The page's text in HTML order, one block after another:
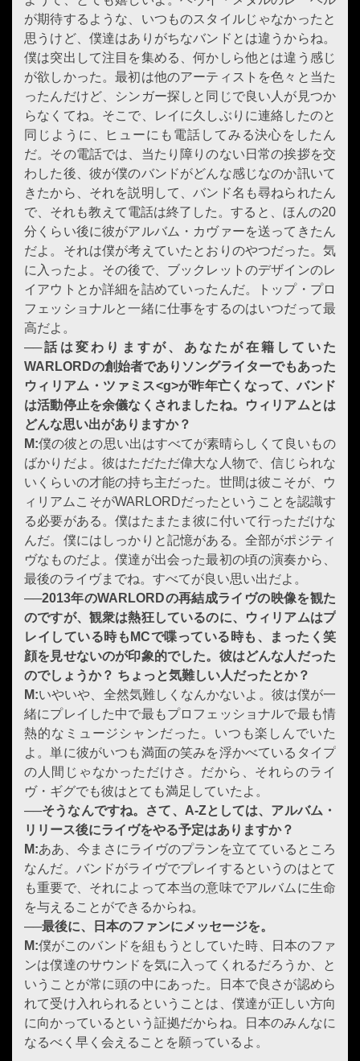
が期待するような、いつものスタイルじゃなかったと
思うけど、僕達はありがちなバンドとは違うからね。
僕は突出して注目を集める、何かしら他とは違う感じ
が欲しかった。最初は他のアーティストを色々と当た
ったんだけど、シンガー探しと同じで良い人が見つか
らなくてね。そこで、レイに久しぶりに連絡したのと
同じように、ヒューにも電話してみる決心をしたん
だ。その電話では、当たり障りのない日常の挨拶を交
わした後、彼が僕のバンドがどんな感じなのか訊いて
きたから、それを説明して、バンド名も尋ねられたん
で、それも教えて電話は終了した。すると、ほんの20
分くらい後に彼がアルバム・カヴァーを送ってきたん
だよ。それは僕が考えていたとおりのやつだった。気
に入ったよ。その後で、ブックレットのデザインのレ
イアウトとか詳細を詰めていったんだ。トップ・プロ
フェッショナルと一緒に仕事をするのはいつだって最
高だよ。
──話は変わりますが、あなたが在籍していた
WARLORDの創始者でありソングライターでもあった
ウィリアム・ツァミス<g>が昨年亡くなって、バンド
は活動停止を余儀なくされましたね。
ウィリアムとは
どんな思い出がありますか？
M:僕の彼との思い出はすべてが素晴らしくて良いもの
ばかりだよ。彼はただただ偉大な人物で、信じられな
いくらいの才能の持ち主だった。世間は彼こそが、ウ
ィリアムこそがWARLORDだったということを認識す
る必要がある。僕はたまたま彼に付いて行っただけな
んだ。僕にはしっかりと記憶がある。全部がポジティ
ヴなものだよ。僕達が出会った最初の頃の演奏から、
最後のライヴまでね。すべてが良い思い出だよ。
──2013年のWARLORDの再結成ライヴの映像を観た
のですが、観衆は熱狂しているのに、
ウィリアムはプ
レイしている時も MCで喋っている時も、まったく笑
顔を見せないのが印象的でした。彼はどんな人だった
のでしょうか？ ちょっと気難しい人だったとか？
M:いやいや、全然気難しくなんかないよ。彼は僕が一
緒にプレイした中で最もプロフェッショナルで最も情
熱的なミュージシャンだった。いつも楽しんでいた
よ。単に彼がいつも満面の笑みを浮かべているタイプ
の人間じゃなかっただけさ。だから、それらのライ
ヴ・ギグでも彼はとても満足していたよ。
──そうなんですね。さて、A-Zとしては、アルバム・
リリース後にライヴをやる予定はありますか？
M:ああ、今まさにライヴのプランを立てているところ
なんだ。バンドがライヴでプレイするというのはとて
も重要で、それによって本当の意味でアルバムに生命
を与えることができるからね。
──最後に、日本のファンにメッセージを。
M:僕がこのバンドを組もうとしていた時、日本のファ
ンは僕達のサウンドを気に入ってくれるだろうか、と
いうことが常に頭の中にあった。日本で良さが認めら
れて受け入れられるということは、僕達が正しい方向
に向かっているという証拠だからね。日本のみんなに
なるべく早く会えることを願っているよ。